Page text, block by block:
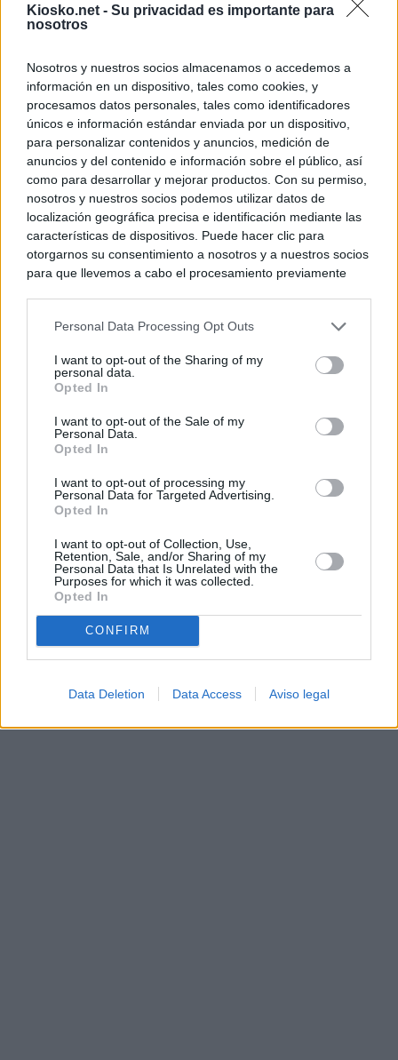
Kiosko.net - Su privacidad es importante para
nosotros
Nosotros y nuestros socios almacenamos o accedemos a
información en un dispositivo, tales como cookies, y
procesamos datos personales, tales como identificadores
únicos e información estándar enviada por un dispositivo,
para personalizar contenidos y anuncios, medición de
anuncios y del contenido e información sobre el público, así
como para desarrollar y mejorar productos. Con su permiso,
nosotros y nuestros socios podemos utilizar datos de
localización geográfica precisa e identificación mediante las
características de dispositivos. Puede hacer clic para
otorgarnos su consentimiento a nosotros y a nuestros socios
para que llevemos a cabo el procesamiento previamente
negar su consentimiento. Tenga en cuenta que algún
de su consentimiento, pero usted tiene el derecho de
rechazar tal procesamiento. Sus preferencias se aplicarán
cualquier momento entrando de nuevo en este sitio web o
visitando nuestra política de privacidad.
Personal Data Processing Opt Outs
I want to opt-out of the Sharing of my
personal data.
Opted In
I want to opt-out of the Sale of my
Personal Data.
Opted In
I want to opt-out of processing my
Personal Data for Targeted Advertising.
Opted In
I want to opt-out of Collection, Use,
Retention, Sale, and/or Sharing of my
Personal Data that Is Unrelated with the
Purposes for which it was collected.
Opted In
CONFIRM
Data Deletion Data Access Aviso legal